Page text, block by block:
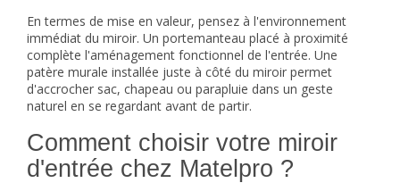
En termes de mise en valeur, pensez à l'environnement
immédiat du miroir. Un portemanteau placé à proximité
complète l'aménagement fonctionnel de l'entrée. Une
patère murale installée juste à côté du miroir permet
d'accrocher sac, chapeau ou parapluie dans un geste
naturel en se regardant avant de partir.
Comment choisir votre miroir
d'entrée chez Matelpro ?